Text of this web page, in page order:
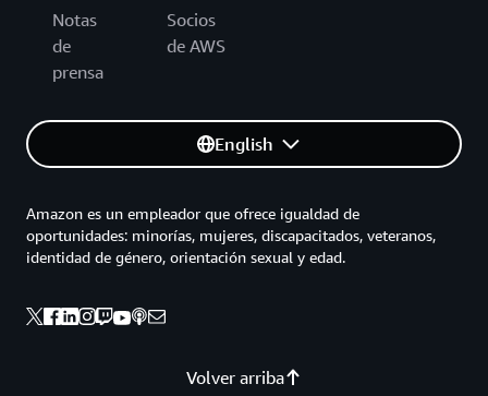
Notas
de
prensa
Socios
de AWS
English
Volver arriba
Amazon es un empleador que ofrece igualdad de
oportunidades: minorías, mujeres, discapacitados, veteranos,
identidad de género, orientación sexual y edad.